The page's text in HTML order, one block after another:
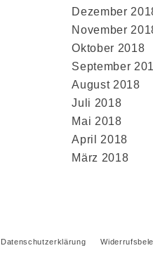
Dezember
November
Oktober 2018
September
August 2018
Juli 2018
Mai 2018
April 2018
März 2018
Datenschutzerklärung